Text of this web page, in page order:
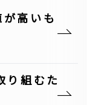
高いも
り組むた